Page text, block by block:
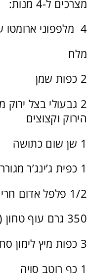
מצרכים ל-4 מנות:
4 מלפפוני ארומטו שטופים היטב
מלח
2 כפות שמן
2 גבעולי בצל
הירוק וקצוצים
1 שן שום כתושה
1 כפית ג’ינג’ר מגורר
1/2 פלפל אדום חריף קצוץ
350 גרם עוף טחון (חזה או פרגיות)
3 כפות מיץ לימון סחוט טרי
1 כף רוטב סויה